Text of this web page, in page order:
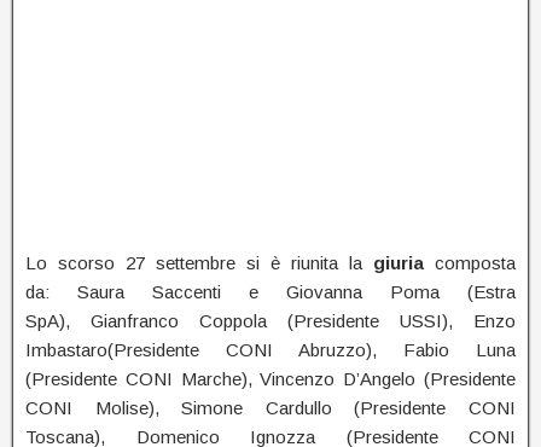
Lo scorso 27 settembre si è riunita la giuria composta
da: Saura Saccenti e Giovanna Poma (Estra
SpA), Gianfranco Coppola (Presidente USSI), Enzo
Imbastaro(Presidente CONI Abruzzo), Fabio Luna
(Presidente CONI Marche), Vincenzo D’Angelo (Presidente
CONI Molise), Simone Cardullo (Presidente CONI
Toscana), Domenico Ignozza (Presidente CONI